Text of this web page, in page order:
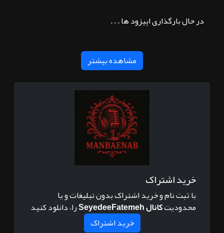
در حال بارگذاری اپیزود ها . . .
مشاهده بیشتر
خرید اشتراک
با ثبت نام و خرید اشتراک بدون تبلیغات و یا
محدودیتکانال SeyedeeFatemeh
را، دانلود کنید
خرید اشتراک